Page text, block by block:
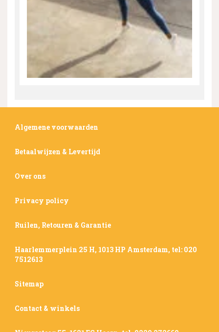
Algemene voorwaarden
Betaalwijzen & Levertijd
Over ons
Privacy policy
Ruilen, Retouren & Garantie
Haarlemmerplein 25 H, 1013 HP Amsterdam, tel: 020
7512613
Sitemap
Contact & winkels